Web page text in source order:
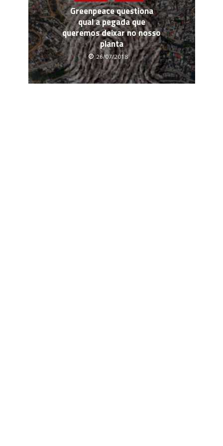
Greenpeace questiona
qual a pegada que
queremos deixar no nosso
planta
26/07/2018